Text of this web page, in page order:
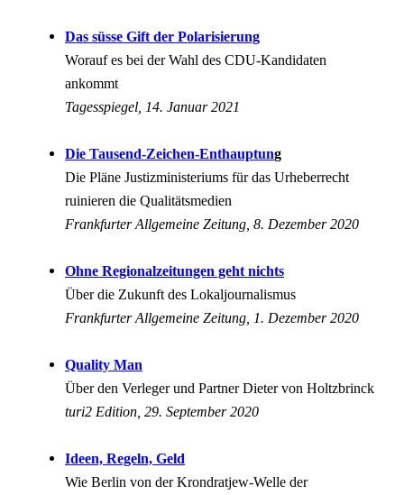
Das süsse Gift der Polarisierung
Worauf es bei der Wahl des CDU-Kandidaten
ankommt
Tagesspiegel, 14. Januar 2021
Die Tausend-Zeichen-Enthauptung
Die Pläne Justizministeriums für das Urheberrecht
ruinieren die Qualitätsmedien
Frankfurter Allgemeine Zeitung, 8. Dezember 2020
Ohne Regionalzeitungen geht nichts
Über die Zukunft des Lokaljournalismus
Frankfurter Allgemeine Zeitung, 1. Dezember 2020
Quality Man
Über den Verleger und Partner Dieter von Holtzbrinck
turi2 Edition, 29. September 2020
Ideen, Regeln, Geld
Wie Berlin von der Krondratjew-Welle der